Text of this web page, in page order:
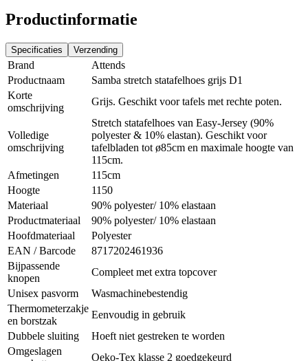
Productinformatie
Specificaties Verzending
Brand
Attends
Productnaam
Samba stretch statafelhoes grijs D1
Korte
omschrijving
Grijs. Geschikt voor tafels met rechte poten.
Volledige
omschrijving
Stretch statafelhoes van Easy-Jersey (90%
polyester & 10% elastan). Geschikt voor
tafelbladen tot ø85cm en maximale hoogte van
115cm.
Afmetingen
115cm
Hoogte
1150
Materiaal
90% polyester/ 10% elastaan
Productmateriaal
90% polyester/ 10% elastaan
Hoofdmateriaal
Polyester
EAN / Barcode
8717202461936
Bijpassende
knopen
Compleet met extra topcover
Unisex pasvorm
Wasmachinebestendig
Thermometerzakje
en borstzak
Eenvoudig in gebruik
Dubbele sluiting
Hoeft niet gestreken te worden
Omgeslagen
Oeko-Tex klasse 2 goedgekeurd